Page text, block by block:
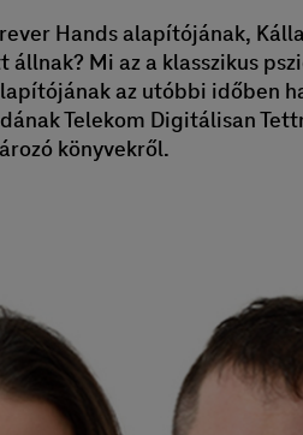
Hands alapítójának,
Mi az a klasszikus
az utóbbi időben
Telekom Digitálisan
könyvekről.